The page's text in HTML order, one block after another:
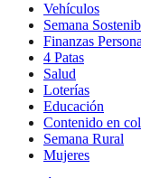
Vehículos
Semana
Finanzas
4 Patas
Salud
Loterías
Educación
Contenido en
Semana Rural
Mujeres